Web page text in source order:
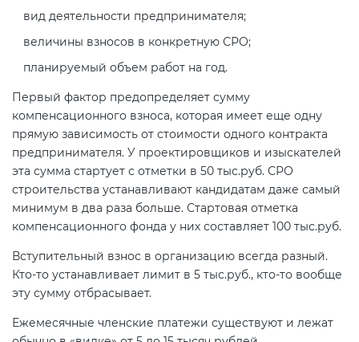
вид деятельности предпринимателя;
величины взносов в конкретную СРО;
планируемый объем работ на год.
Первый фактор предопределяет сумму
компенсационного взноса, которая имеет еще одну
прямую зависимость от стоимости одного контракта
предпринимателя. У проектировщиков и изыскателей
эта сумма стартует с отметки в 50 тыс.руб. СРО
строительства устанавливают кандидатам даже самый
минимум в два раза больше. Стартовая отметка
компенсационного фонда у них составляет 100 тыс.руб.
Вступительный взнос в организацию всегда разный.
Кто-то устанавливает лимит в 5 тыс.руб., кто-то вообще
эту сумму отбрасывает.
Ежемесячные членские платежи существуют и лежат